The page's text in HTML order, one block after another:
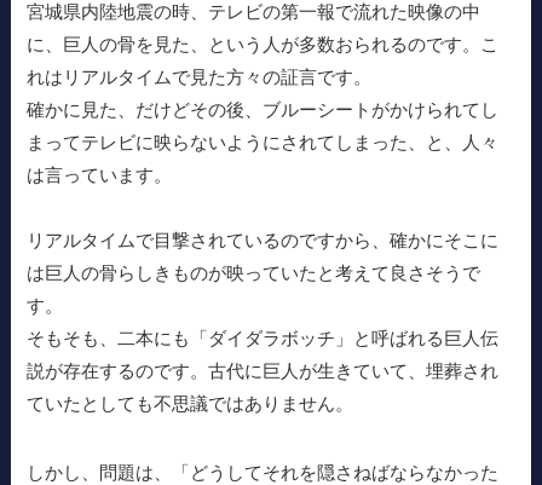
宮城県内陸地震の時、テレビの第一報で流れた映像の中
に、巨人の骨を見た、という人が多数おられるのです。こ
れはリアルタイムで見た方々の証言です。
確かに見た、だけどその後、ブルーシートがかけられてし
まってテレビに映らないようにされてしまった、と、人々
は言っています。
リアルタイムで目撃されているのですから、確かにそこに
は巨人の骨らしきものが映っていたと考えて良さそうで
す。
そもそも、二本にも「ダイダラボッチ」と呼ばれる巨人伝
説が存在するのです。古代に巨人が生きていて、埋葬され
ていたとしても不思議ではありません。
しかし、問題は、「どうしてそれを隠さねばならなかった